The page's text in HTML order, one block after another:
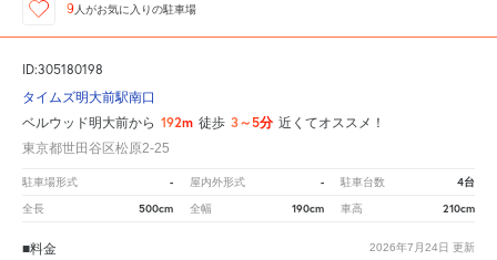
9人がお気に入りの駐車場
ID:305180198
タイムズ明大前駅南口
ベルウッド明大前から 192m 徒歩 3～5分 近くてオススメ！
東京都世田谷区松原2-25
駐車場形式 - 屋内外形式 - 駐車台数 4台
全長 500cm 全幅 190cm 車高 210cm
2026年7月24日 更新
■料金